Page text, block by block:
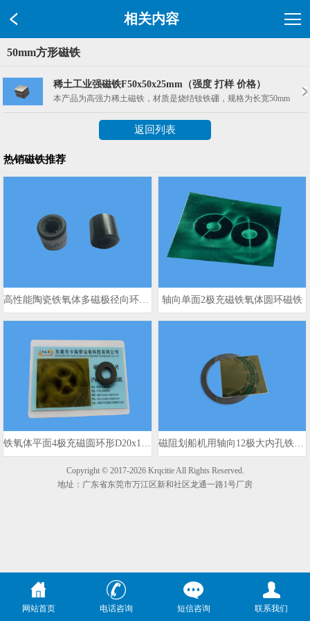
相关内容
50mm方形磁铁
稀土工业强磁铁F50x50x25mm（强度 打样 价格）
本产品为高强力稀土磁铁，材质是烧结钕铁硼，规格为长宽50mm，
返回列表
热销磁铁推荐
轴向单面2极充磁铁氧体圆环磁铁
铁氧体平面4极充磁圆环形D20x10x3mm 980gs 磁阻划船机用轴向12极大内孔铁氧体磁环
Copyright © 2017-2026 Krqcitie All Rights Reserved.
地址：广东省东莞市万江区新和社区龙通一路1号厂房
网站首页 电话咨询 短信咨询 联系我们